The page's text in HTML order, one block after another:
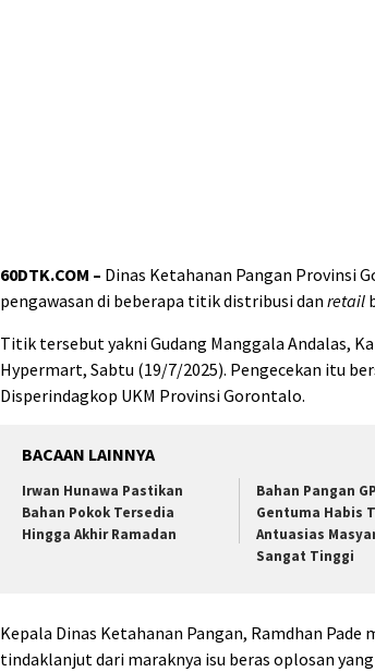
60DTK.COM – Dinas Ketahanan Pangan Provinsi
pengawasan di beberapa titik distribusi dan retail
Titik tersebut yakni Gudang Manggala Andalas,
Hypermart, Sabtu (19/7/2025). Pengecekan itu
Disperindagkop UKM Provinsi Gorontalo.
BACAAN LAINNYA
Irwan Hunawa Pastikan
Bahan Pokok Tersedia
Hingga Akhir Ramadan
Bahan Pangan
Gentuma Habis
Antuasias
Sangat Tinggi
Kepala Dinas Ketahanan Pangan, Ramdhan
tindaklanjut dari maraknya isu beras oplosan